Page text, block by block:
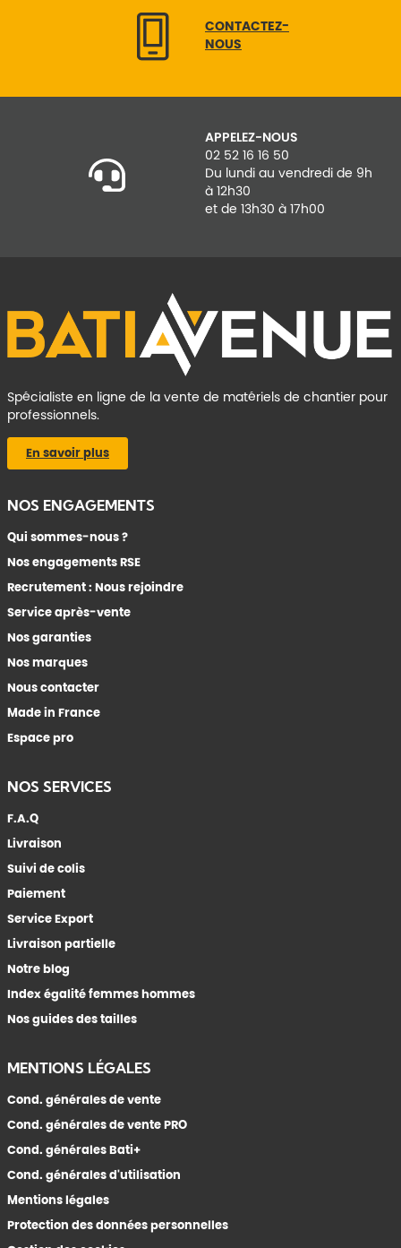
CONTACTEZ-
NOUS
APPELEZ-NOUS
02 52 16 16 50
Du lundi au vendredi de 9h
à 12h30
et de 13h30 à 17h00
Spécialiste en ligne de la vente de matériels de chantier pour
professionnels.
En savoir plus
NOS ENGAGEMENTS
Qui sommes-nous ?
Nos engagements RSE
Recrutement : Nous rejoindre
Service après-vente
Nos garanties
Nos marques
Nous contacter
Made in France
Espace pro
NOS SERVICES
F.A.Q
Livraison
Suivi de colis
Paiement
Service Export
Livraison partielle
Notre blog
Index égalité femmes hommes
Nos guides des tailles
MENTIONS LÉGALES
Cond. générales de vente
Cond. générales de vente PRO
Cond. générales Bati+
Cond. générales d'utilisation
Mentions légales
Protection des données personnelles